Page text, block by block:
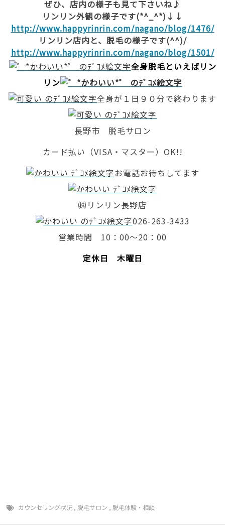
ぜひ、店内の様子も見て下さいね♪
リンリン外観の様子です(*^_^*)↓↓
http://www.happyrinrin.com/nagano/blog/1476/
リンリン店内と、脱毛の様子です(^^)/
http://www.happyrinrin.com/nagano/blog/1501/
全身脱毛といえばリン
リン
全身が１日９０分で終わります
長野市 脱毛サロン
カード払い（VISA・マスター）OK!!
お電話お待ちしてます
㈱リンリン長野店
026-263-3433
営業時間 10：00～20：00
定休日 木曜日
カウンセリング状況 ,脱毛サロン ,脱毛体験・相談